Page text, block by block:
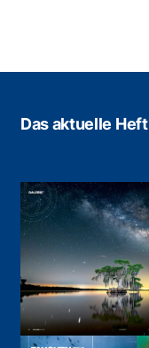
Das aktuelle Heft